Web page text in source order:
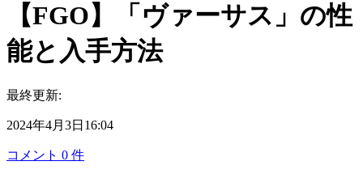
【FGO】「ヴァーサス」の性
能と入手方法
最終更新:
2024年4月3日16:04
コメント 0 件